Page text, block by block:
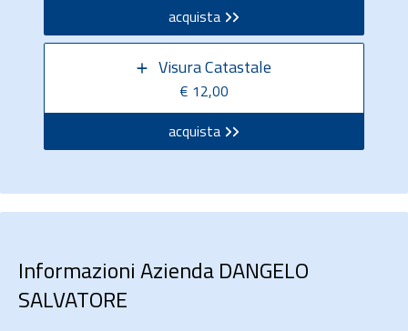
acquista
Visura Catastale
€ 12,00
acquista
Informazioni Azienda DANGELO
SALVATORE